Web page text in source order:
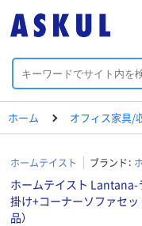
ホーム オフィス家具/
ホームテイスト ブランド：
ホームテイスト Lantana-
掛け+コーナーソファセッ
品）